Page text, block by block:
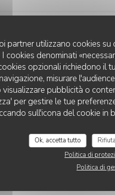
partner utilizzano cookies
cookies denominati
opzionali richiedono il
misurare
pubblicità o
per gestire le tue
sull'icona del cookie in
Ok, accetta tutto
Politica di
Politica di
just top notch.
Servizio: 5 /5
Servizio:5/5